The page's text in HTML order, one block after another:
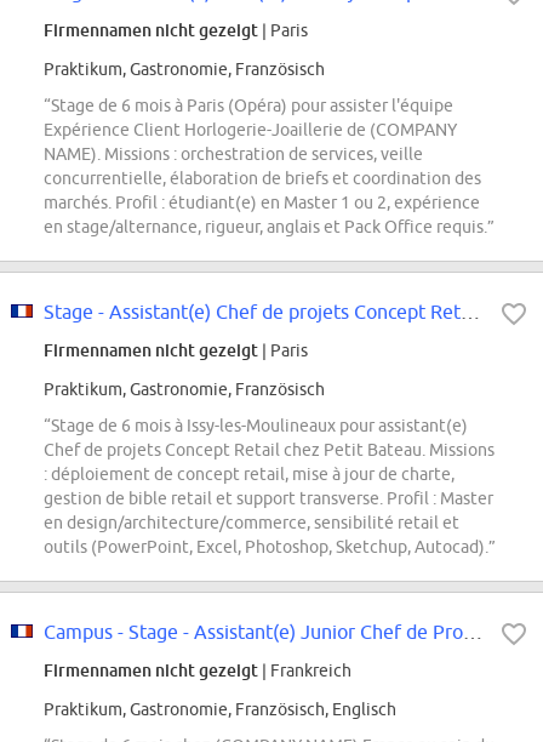
Firmennamen nicht gezeigt | Paris
Praktikum, Gastronomie, Französisch
“Stage de 6 mois à Paris (Opéra) pour assister l'équipe
Expérience Client Horlogerie-Joaillerie de (COMPANY
NAME). Missions : orchestration de services, veille
concurrentielle, élaboration de briefs et coordination des
marchés. Profil : étudiant(e) en Master 1 ou 2, expérience
en stage/alternance, rigueur, anglais et Pack Office requis.”
Firmennamen nicht gezeigt | Paris
Praktikum, Gastronomie, Französisch
“Stage de 6 mois à Issy-les-Moulineaux pour assistant(e)
Chef de projets Concept Retail chez Petit Bateau. Missions
: déploiement de concept retail, mise à jour de charte,
gestion de bible retail et support transverse. Profil : Master
en design/architecture/commerce, sensibilité retail et
outils (PowerPoint, Excel, Photoshop, Sketchup, Autocad).”
Firmennamen nicht gezeigt | Frankreich
Praktikum, Gastronomie, Französisch, Englisch